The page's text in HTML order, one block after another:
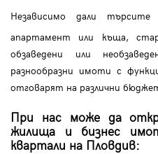
Независимо дали
апартамент или къща,
обзаведени или
разнообразни имоти с
отговарят на различни
При нас може да
жилища и бизнес
квартали на Пловдив: